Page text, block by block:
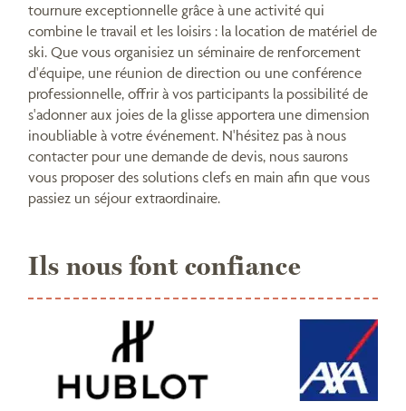
tournure exceptionnelle grâce à une activité qui
combine le travail et les loisirs : la location de matériel de
ski. Que vous organisiez un séminaire de renforcement
d'équipe, une réunion de direction ou une conférence
professionnelle, offrir à vos participants la possibilité de
s'adonner aux joies de la glisse apportera une dimension
inoubliable à votre événement. N'hésitez pas à nous
contacter pour une demande de devis, nous saurons
vous proposer des solutions clefs en main afin que vous
passiez un séjour extraordinaire.
Ils nous font confiance